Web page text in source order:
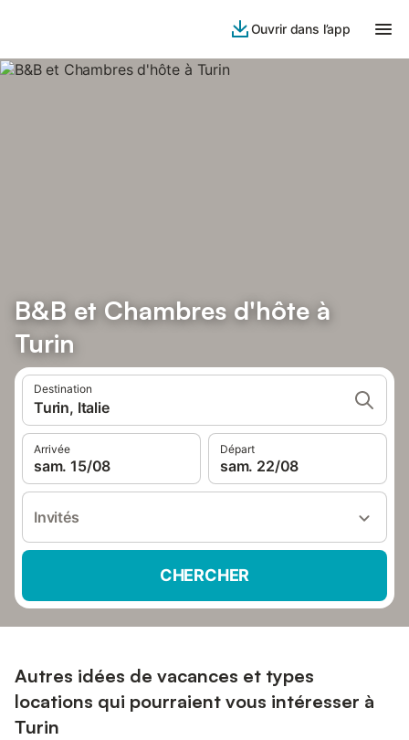
Ouvrir dans l’app
B&B et Chambres d'hôte à
Turin
Destination
Turin, Italie
Arrivée
sam. 15/08
Départ
sam. 22/08
Invités
CHERCHER
Autres idées de vacances et types
locations qui pourraient vous intéresser à
Turin